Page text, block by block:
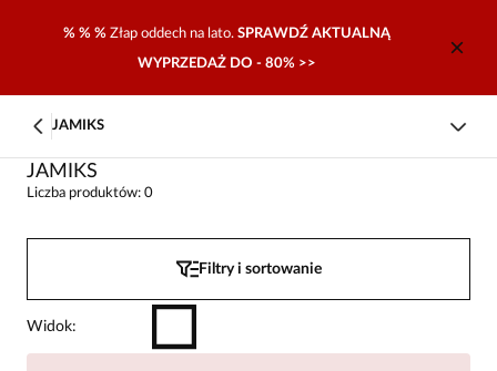
% % % Złap oddech na lato. SPRAWDŹ AKTUALNĄ
WYPRZEDAŻ DO - 80% >>
JAMIKS
JAMIKS
Liczba produktów: 0
Filtry i sortowanie
Widok: